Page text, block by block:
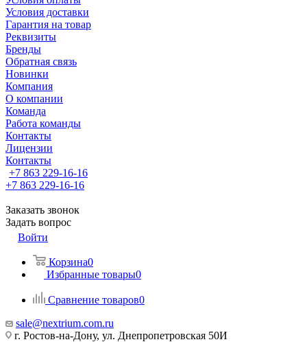
Условия доставки
Гарантия на товар
Реквизиты
Бренды
Обратная связь
Новинки
Компания
О компании
Команда
Работа команды
Контакты
Лицензии
Контакты
+7 863 229-16-16
+7 863 229-16-16
Заказать звонок
Задать вопрос
Войти
Корзина0
Избранные товары0
Сравнение товаров0
sale@nextrium.com.ru
г. Ростов-на-Дону, ул. Днепропетровская 50И